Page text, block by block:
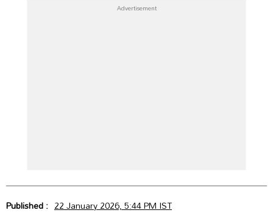
Published : 22 January 2026, 5:44 PM IST